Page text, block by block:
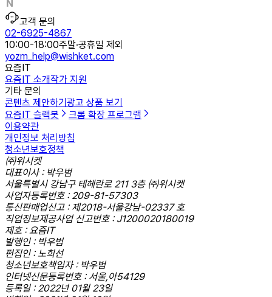
고객 문의
02-6925-4867
10:00-18:00주말·공휴일 제외
yozm_help@wishket.com
요즘IT
요즘IT 소개작가 지원
기타 문의
콘텐츠 제안하기광고 상품 보기
요즘IT 슬랙봇
크롬 확장 프로그램
이용약관
개인정보 처리방침
청소년보호정책
㈜위시켓
대표이사 : 박우범
서울특별시 강남구 테헤란로 211 3층 ㈜위시켓
사업자등록번호 : 209-81-57303
통신판매업신고 : 제2018-서울강남-02337 호
직업정보제공사업 신고번호 : J1200020180019
제호 : 요즘IT
발행인 : 박우범
편집인 : 노희선
청소년보호책임자 : 박우범
인터넷신문등록번호 : 서울,아54129
등록일 : 2022년 01월 23일